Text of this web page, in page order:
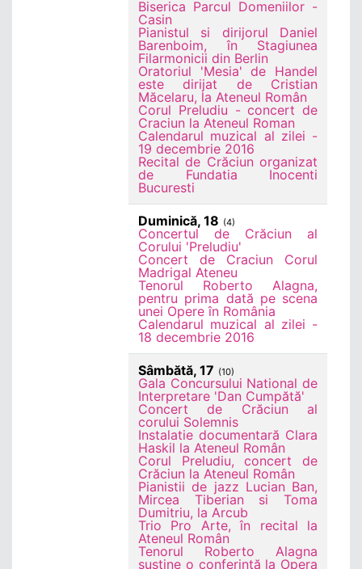
Biserica Parcul Domeniilor -
Casin
Pianistul si dirijorul Daniel
Barenboim, în Stagiunea
Filarmonicii din Berlin
Oratoriul 'Mesia' de Handel
este dirijat de Cristian
Măcelaru, la Ateneul Român
Corul Preludiu - concert de
Craciun la Ateneul Roman
Calendarul muzical al zilei -
19 decembrie 2016
Recital de Crăciun organizat
de Fundatia Inocenti
Bucuresti
Duminică, 18 (4)
Concertul de Crăciun al
Corului 'Preludiu'
Concert de Craciun Corul
Madrigal Ateneu
Tenorul Roberto Alagna,
pentru prima dată pe scena
unei Opere în România
Calendarul muzical al zilei -
18 decembrie 2016
Sâmbătă, 17 (10)
Gala Concursului National de
Interpretare 'Dan Cumpătă'
Concert de Crăciun al
corului Solemnis
Instalatie documentară Clara
Haskil la Ateneul Român
Corul Preludiu, concert de
Crăciun la Ateneul Român
Pianistii de jazz Lucian Ban,
Mircea Tiberian si Toma
Dumitriu, la Arcub
Trio Pro Arte, în recital la
Ateneul Român
Tenorul Roberto Alagna
sustine o conferintă la Opera